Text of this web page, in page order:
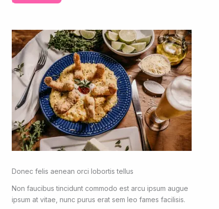
Donec felis aenean orci lobortis tellus
Non faucibus tincidunt commodo est arcu ipsum augue
ipsum at vitae, nunc purus erat sem leo fames facilisis.